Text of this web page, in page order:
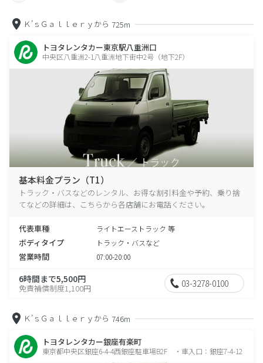
Ｋ’ｓＧａｌｌｅｒｙから 725m
トヨタレンタカー東京駅八重洲口
中央区八重洲2-1八重洲地下街中2号（地下2F）
基本料金プラン（T1）
トラック・バスなどのレンタル、お得な割引料金や予約、乗り捨
てなどの詳細は、こちらから各店舗にお電話ください。
代表車種 ライトエーストラック 等
ボディタイプ トラック・バスなど
営業時間 07:00-20:00
6時間まで5,500円
免責補償制度1,100円 03-3278-0100
Ｋ’ｓＧａｌｌｅｒｙから 746m
トヨタレンタカー銀座有楽町
東京都中央区銀座6-4-4西銀座駐車場B2F ・車入口：銀座7-4-12